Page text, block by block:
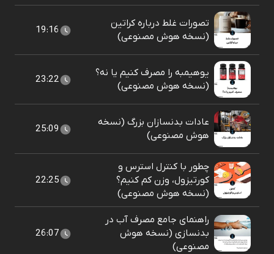
تصورات غلط درباره کراتین
(نسخه هوش مصنوعی)
19:16
یوهیمبه را مصرف کنیم یا نه؟
(نسخه هوش مصنوعی)
23:22
عادات بدنسازان بزرگ (نسخه
هوش مصنوعی)
25:09
چطور با کنترل استرس و
کورتیزول، وزن کم کنیم؟
(نسخه هوش مصنوعی)
22:25
راهنمای جامع مصرف آب در
بدنسازی (نسخه هوش
مصنوعی)
26:07